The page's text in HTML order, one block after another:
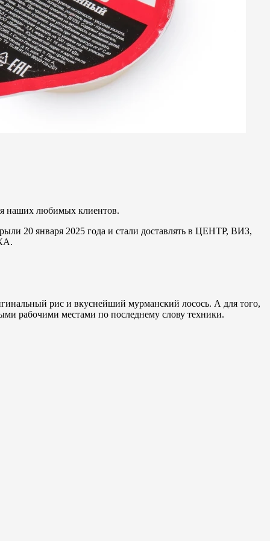
наших любимых клиентов.
20 января 2025 года и стали доставлять в ЦЕНТР, ВИЗ,
рис и вкуснейший мурманский лосось. А для того,
рабочими местами по последнему слову техники.